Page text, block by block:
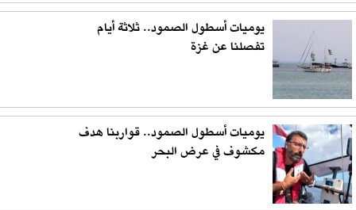
يوميات أسطول الصمود.. ثلاثة أيام
تفصلنا عن غزة
يوميات أسطول الصمود.. قواربنا هدف
مكشوف في عرض البحر